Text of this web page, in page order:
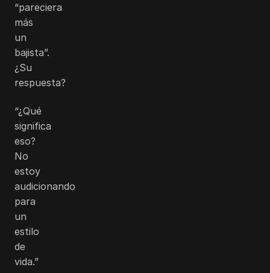
“pareciera
más
un
bajista”.
¿Su
respuesta?
“¿Qué
significa
eso?
No
estoy
audicionando
para
un
estilo
de
vida.”